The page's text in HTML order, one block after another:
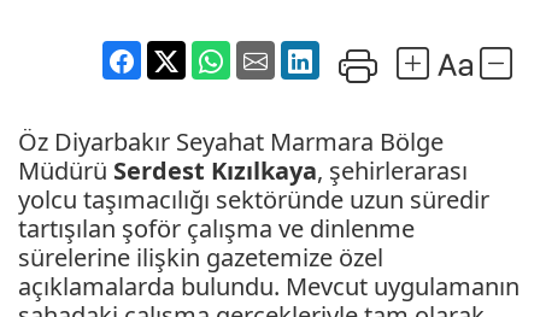
Öz Diyarbakır Seyahat Marmara Bölge
Müdürü Serdest Kızılkaya, şehirlerarası
yolcu taşımacılığı sektöründe uzun süredir
tartışılan şoför çalışma ve dinlenme
sürelerine ilişkin gazetemize özel
açıklamalarda bulundu. Mevcut uygulamanın